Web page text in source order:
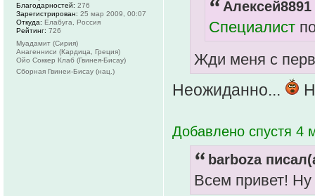
Специалист
Жди меня с
Неожиданно...
Добавлено спустя 4
barboza
Всем привет! Ну
Благодарностей: 276
Зарегистрирован: 25 мар 2009, 00:07
Откуда: Елабуга, Россия
Рейтинг: 726
Муадамит (Сирия)
Анагенниси (Кардица, Греция)
Ойо Соккер Клаб (Гвинея-Бисау)
Сборная Гвинеи-Бисау (нац.)